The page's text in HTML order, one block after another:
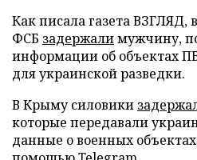
Как писала газета ВЗГЛЯД,
ФСБ задержалимужчину,
информации об объектах
для украинской разведки.
В Крыму силовики
которые передавали
данные о военных